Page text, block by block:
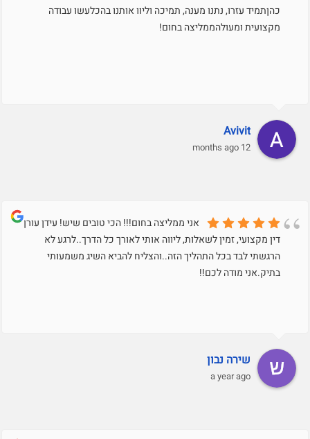
כהןתמיד עזרו, נתנו מענה, תמיכה וליוו אותנו בהכלעשו עבודה
מקצועית ומעולהממליצה בחום!
Avivit
12 months ago
אני ממליצה בחום!!! הכי טובים שיש! עידן עורך
דין מקצועי, זמין לשאלות, ליווה אותי לאורך כל הדרך..לרגע לא
הרגשתי לבד בכל התהליך הזה..והצליח להביא השיג משמעותי
בתיק.אני מודה לכם!!
שירה נבון
a year ago